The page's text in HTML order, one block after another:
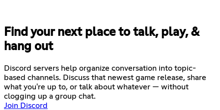
Find your next place to talk, play, &
hang out
Discord servers help organize conversation into topic-
based channels. Discuss that newest game release, share
what you're up to, or talk about whatever — without
clogging up a group chat.
Join Discord